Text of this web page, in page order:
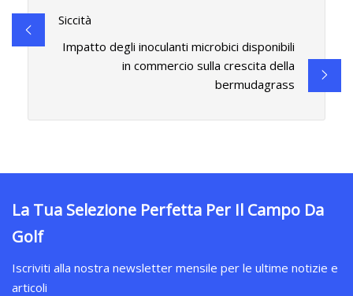
Siccità
Impatto degli inoculanti microbici disponibili
in commercio sulla crescita della
bermudagrass
La Tua Selezione Perfetta Per Il Campo Da
Golf
Iscriviti alla nostra newsletter mensile per le ultime notizie e
articoli